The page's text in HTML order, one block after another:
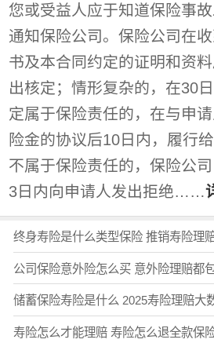
您或受益人应于知道保险事
通知保险公司。保险公司在
书及本合同约定的证明和资
出核定；情形复杂的，在30
定属于保险责任的，在与申
险金的协议后10日内，履行
不属于保险责任的，保险公
3日内向申请人发出拒绝……
终身寿险是什么类型保险 推销寿险理
公司保险意外险怎么买 意外险理赔都
储蓄保险寿险是什么 2025寿险理赔大
寿险怎么才能理赔 寿险怎么退全款保